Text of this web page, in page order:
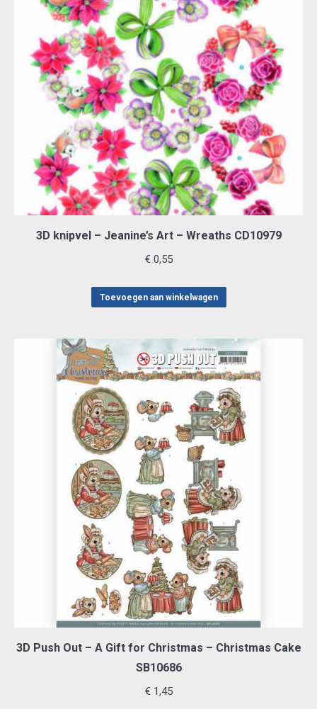
3D knipvel – Jeanine’s Art – Wreaths CD10979
€0,55
Toevoegen aan winkelwagen
3D Push Out – A Gift for Christmas – Christmas Cake
SB10686
€1,45